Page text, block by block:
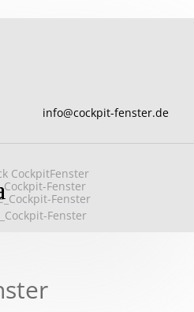
info@cockpit-fenster.de